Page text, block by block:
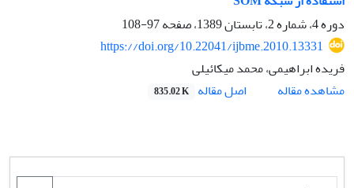
دوره 4، شماره 2، تابستان 1389، صفحه
97-108
https://doi.org/10.22041/ijbme.2010.13331
فریده ابراهیمی، محمد میکائیلی
مشاهده مقاله
اصل مقاله 835.02 K